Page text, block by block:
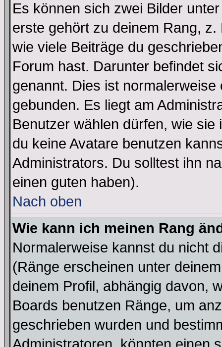
Es können sich zwei Bilder
erste gehört zu deinem Rang,
wie viele Beiträge du
Forum hast. Darunter befindet
genannt. Dies ist
gebunden. Es liegt am
Benutzer wählen dürfen, wie
du keine Avatare benutzen
Administrators. Du solltest ihn
einen guten haben).
Nach oben
Wie kann ich meinen Rang
Normalerweise kannst du nicht
(Ränge erscheinen unter
deinem Profil, abhängig davon,
Boards benutzen Ränge, um
geschrieben wurden und